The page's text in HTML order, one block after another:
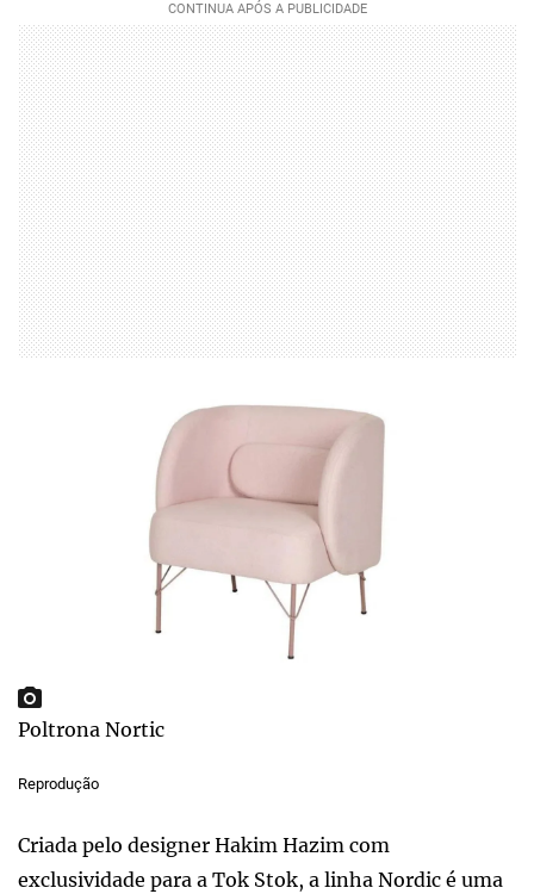
Poltrona Nortic
Reprodução
Criada pelo designer Hakim Hazim com
exclusividade para a Tok Stok, a linha Nordic é uma